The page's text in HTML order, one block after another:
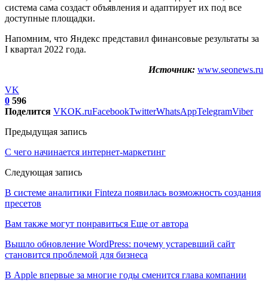
система сама создаст объявления и адаптирует их под все
доступные площадки.
Напомним, что Яндекс представил финансовые результаты за
I квартал 2022 года.
Источник: www.seonews.ru
VK
0 596
Поделится VKOK.ruFacebookTwitterWhatsAppTelegramViber
Предыдущая запись
С чего начинается интернет-маркетинг
Следующая запись
В системе аналитики Finteza появилась возможность создания
пресетов
Вам также могут понравиться Еще от автора
Вышло обновление WordPress: почему устаревший сайт
становится проблемой для бизнеса
В Apple впервые за многие годы сменится глава компании